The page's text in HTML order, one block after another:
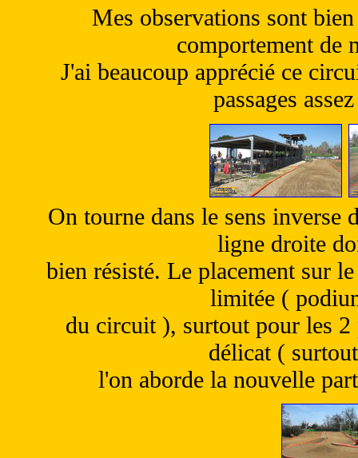
Mes observations sont
comportement de
J'ai beaucoup apprécié ce
passages
On tourne dans le sens inverse
ligne droite
bien résisté. Le placement sur
limitée (
du circuit ), surtout pour les
délicat (
l'on aborde la nouvelle